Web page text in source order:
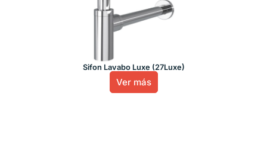
Sifon Lavabo Luxe (27Luxe)
Ver más